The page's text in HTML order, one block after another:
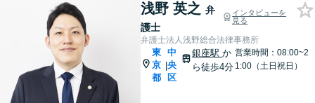
浅野 英之 弁
護士
インタビューを
見る
弁護士法人浅野総合法律事務所
東
京
都
|
中
央
区
銀座駅か
ら徒歩4分
営業時間：08:00~2
1:00（土日祝日）